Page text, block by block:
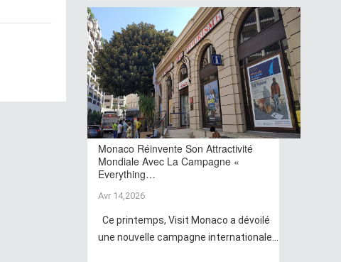
Monaco Réinvente Son Attractivité
Mondiale Avec La Campagne «
Everything…
Avr 14,2026
Ce printemps, Visit Monaco a dévoilé
une nouvelle campagne internationale...